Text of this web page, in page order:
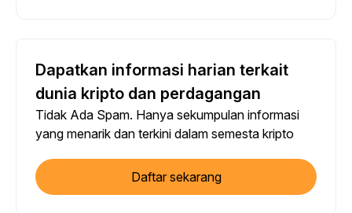
Dapatkan informasi harian terkait
dunia kripto dan perdagangan
Tidak Ada Spam. Hanya sekumpulan informasi
yang menarik dan terkini dalam semesta kripto
Daftar sekarang